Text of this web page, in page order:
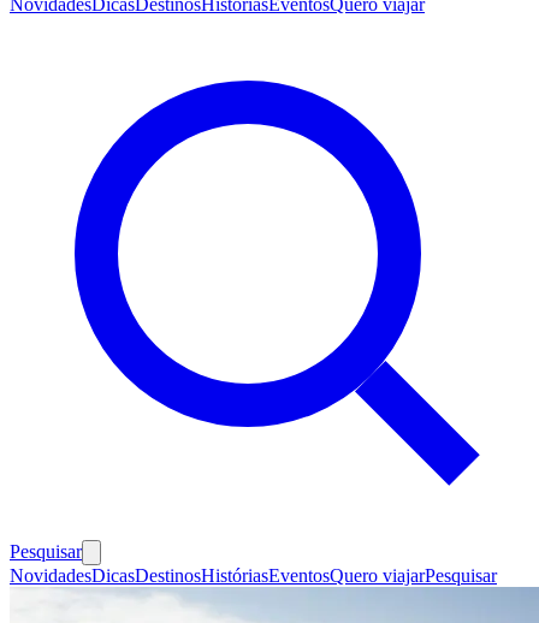
NovidadesDicasDestinosHistóriasEventosQuero viajar
Pesquisar
NovidadesDicasDestinosHistóriasEventosQuero viajarPesquisar